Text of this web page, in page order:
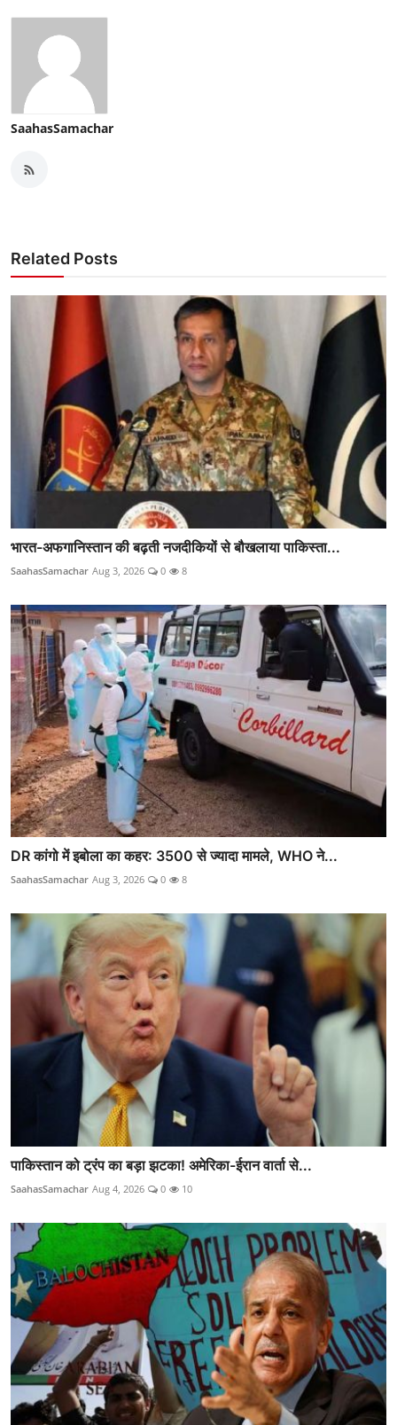
SaahasSamachar
Related Posts
भारत-अफगानिस्तान की बढ़ती नजदीकियों से बौखलाया पाकिस्ता...
SaahasSamachar Aug 3, 2026 0 8
DR कांगो में इबोला का कहर: 3500 से ज्यादा मामले, WHO ने...
SaahasSamachar Aug 3, 2026 0 8
पाकिस्तान को ट्रंप का बड़ा झटका! अमेरिका-ईरान वार्ता से...
SaahasSamachar Aug 4, 2026 0 10